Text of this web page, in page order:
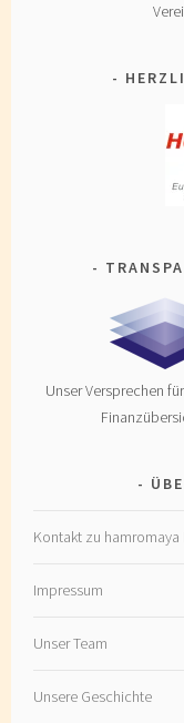
Unser Versprechen
Kontakt zu hamromaya
Impressum
Unser Team
Unsere Geschichte